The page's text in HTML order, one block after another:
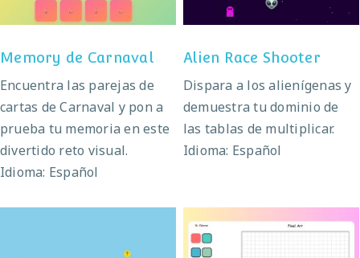
Memory de Carnaval
Encuentra las parejas de
cartas de Carnaval y pon a
prueba tu memoria en este
divertido reto visual.
Idioma: Español
Alien Race Shooter
Dispara a los alienígenas y
demuestra tu dominio de
las tablas de multiplicar.
Idioma: Español